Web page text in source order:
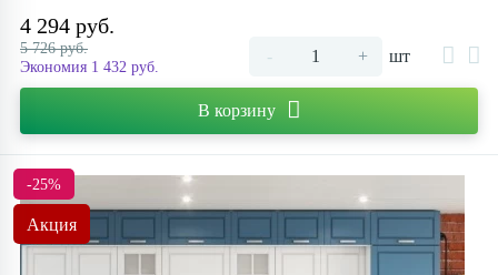
4 294 руб.
5 726 руб.
Экономия 1 432 руб.
- + шт
В корзину
-25%
Акция